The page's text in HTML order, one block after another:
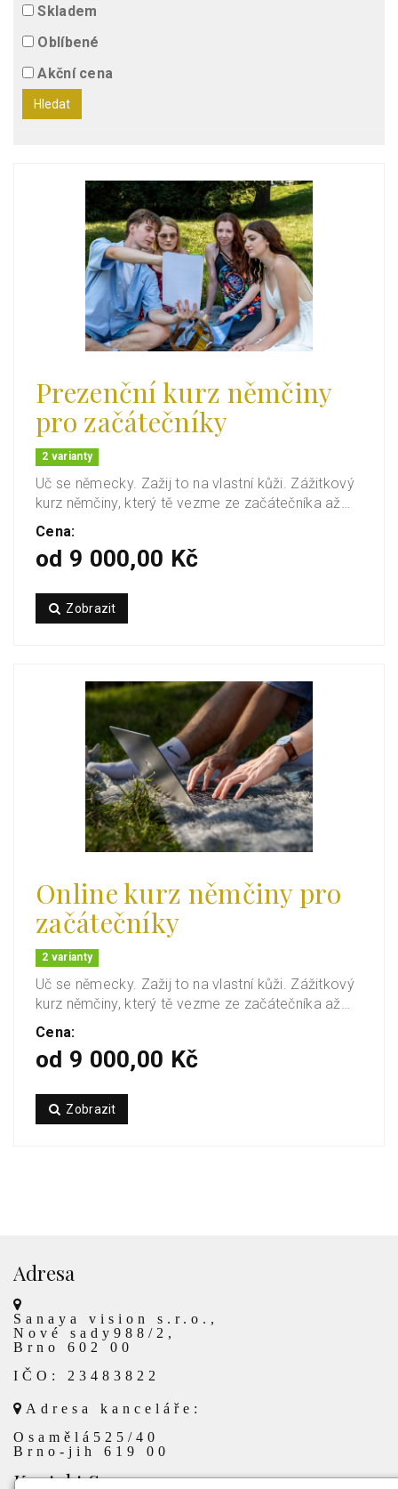
Skladem
Oblíbené
Akční cena
Hledat
Prezenční kurz němčiny
pro začátečníky
2 varianty
Uč se německy. Zažij to na vlastní kůži. Zážitkový
kurz němčiny, který tě vezme ze začátečníka až…
Cena:
od 9 000,00 Kč
Zobrazit
Online kurz němčiny pro
začátečníky
2 varianty
Uč se německy. Zažij to na vlastní kůži. Zážitkový
kurz němčiny, který tě vezme ze začátečníka až…
Cena:
od 9 000,00 Kč
Zobrazit
Adresa
Sanaya vision s.r.o.,
Nové sady988/2,
Brno 602 00
IČO: 23483822
Adresa kanceláře:
Osamělá525/40
Brno-jih 619 00
Kontakt Sanaya